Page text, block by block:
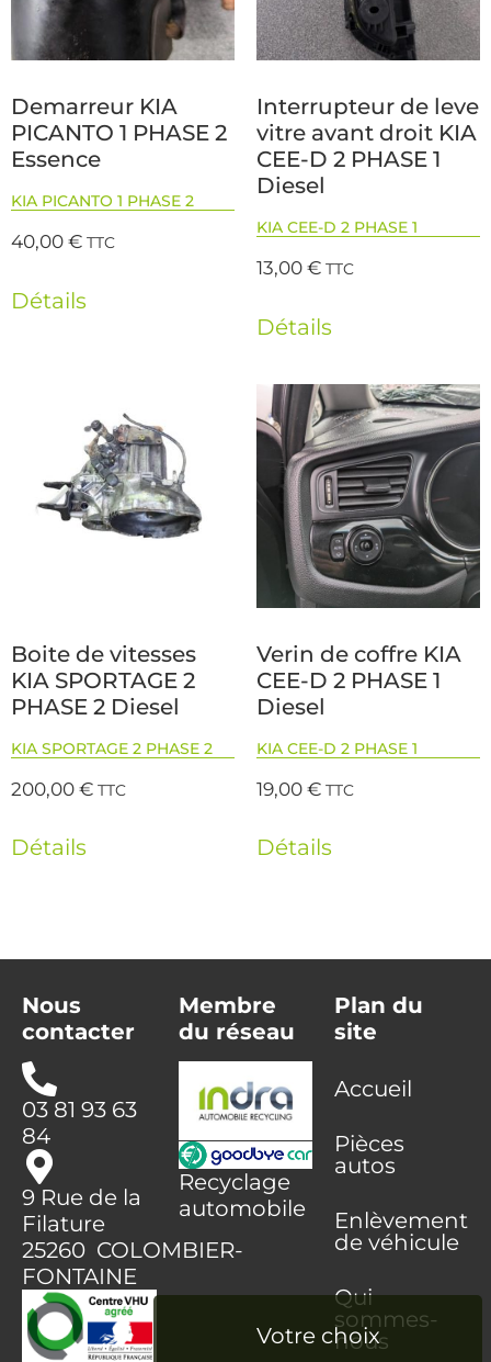
Demarreur KIA
PICANTO 1 PHASE 2
Essence
KIA PICANTO 1 PHASE 2
40,00€ TTC
Détails
Interrupteur de leve
vitre avant droit KIA
CEE-D 2 PHASE 1
Diesel
KIA CEE-D 2 PHASE 1
13,00€ TTC
Détails
Boite de vitesses
KIA SPORTAGE 2
PHASE 2 Diesel
KIA SPORTAGE 2 PHASE 2
200,00€ TTC
Détails
Verin de coffre KIA
CEE-D 2 PHASE 1
Diesel
KIA CEE-D 2 PHASE 1
19,00€ TTC
Détails
Nous
contacter
03 81 93 63
84
9 Rue de la
Filature
25260 COLOMBIER-
FONTAINE
Membre
du réseau
Recyclage
automobile
Plan du
site
Accueil
Pièces
autos
Enlèvement
de véhicule
Qui
sommes-
nous